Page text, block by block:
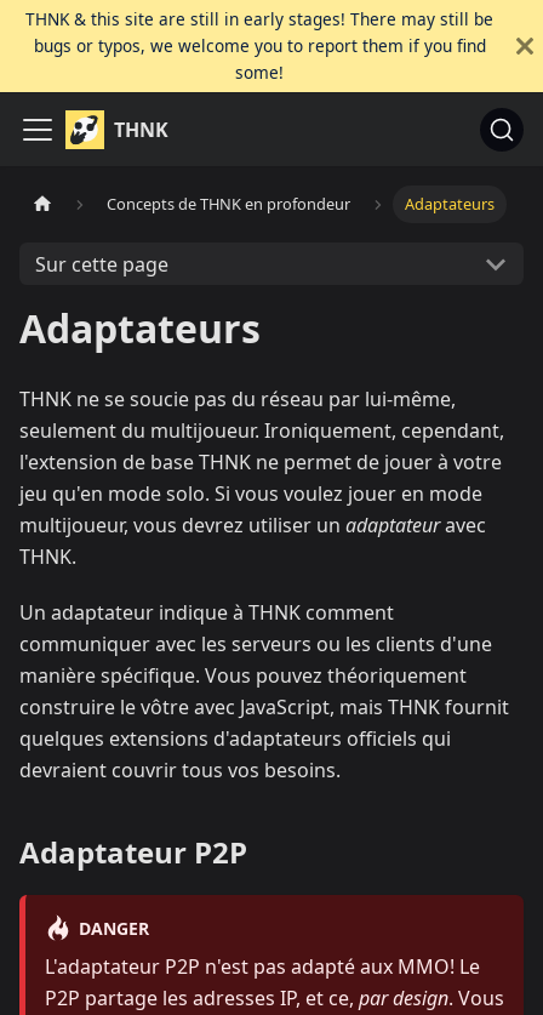
THNK & this site are still in early stages! There may still be
bugs or typos, we welcome you to report them if you find
some!
THNK
Concepts de THNK en profondeur Adaptateurs
Sur cette page
Adaptateurs
THNK ne se soucie pas du réseau par lui-même,
seulement du multijoueur. Ironiquement, cependant,
l'extension de base THNK ne permet de jouer à votre
jeu qu'en mode solo. Si vous voulez jouer en mode
multijoueur, vous devrez utiliser un adaptateuravec
THNK.
Un adaptateur indique à THNK comment
communiquer avec les serveurs ou les clients d'une
manière spécifique. Vous pouvez théoriquement
construire le vôtre avec JavaScript, mais THNK fournit
quelques extensions d'adaptateurs officiels qui
devraient couvrir tous vos besoins.
Adaptateur P2P
DANGER
L'adaptateur P2P n'est pas adapté aux MMO! Le
P2P partage les adresses IP, et ce, par design. Vous